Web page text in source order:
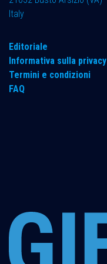
Italy
Editoriale
Informativa sulla privacy
Termini e condizioni
FAQ